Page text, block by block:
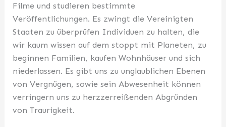
Filme und studieren bestimmte
Veröffentlichungen. Es zwingt die Vereinigten
Staaten zu überprüfen Individuen zu halten, die
wir kaum wissen auf dem stoppt mit Planeten, zu
beginnen Familien, kaufen Wohnhäuser und sich
niederlassen. Es gibt uns zu unglaublichen Ebenen
von Vergnügen, sowie sein Abwesenheit können
verringern uns zu herzzerreißenden Abgründen
von Traurigkeit.